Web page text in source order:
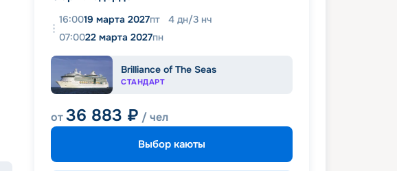
16:0019 марта 2027пт 4 дн/3 нч
07:0022 марта 2027пн
Brilliance of The Seas
СТАНДАРТ
от36 883 ₽ / чел
Выбор каюты